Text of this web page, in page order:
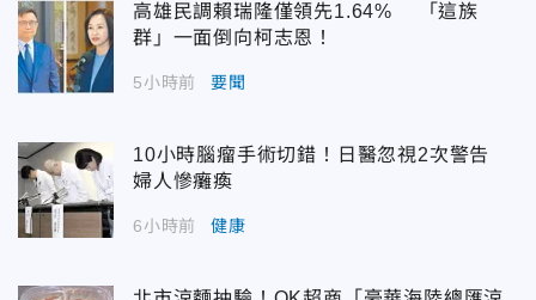
高雄民調賴瑞隆僅領先1.64% 「這族
群」一面倒向柯志恩！
5小時前 要聞
10小時腦瘤手術切錯！日醫忽視2次警告
婦人慘癱瘓
6小時前 健康